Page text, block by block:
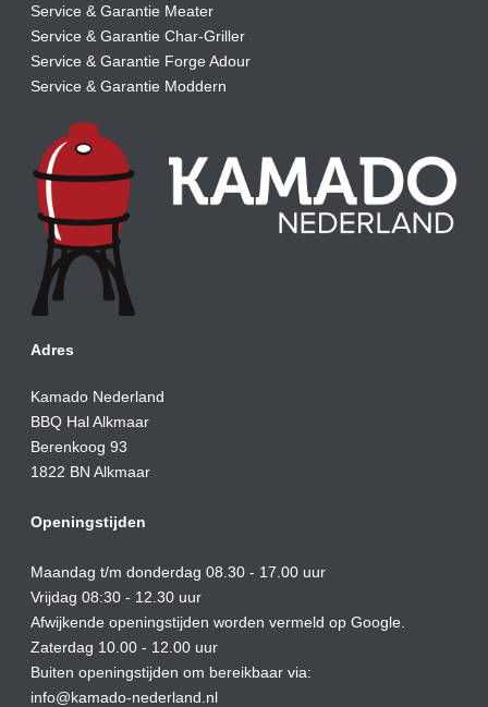
Service & Garantie Meater
Service & Garantie Char-Griller
Service & Garantie Forge Adour
Service & Garantie Moddern
Adres
Kamado Nederland
BBQ Hal Alkmaar
Berenkoog 93
1822 BN Alkmaar
Openingstijden
Maandag t/m donderdag 08.30 - 17.00 uur
Vrijdag 08:30 - 12.30 uur
Afwijkende openingstijden worden vermeld op Google.
Zaterdag 10.00 - 12.00 uur
Buiten openingstijden om bereikbaar via:
info@kamado-nederland.nl